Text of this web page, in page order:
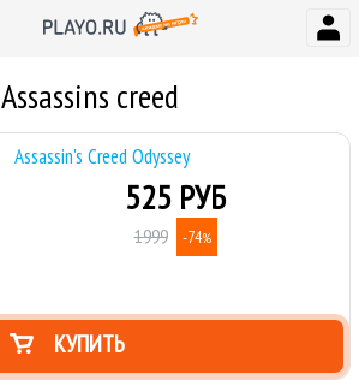
Assassins creed
Assassin's Creed Odyssey
525 РУБ
1999 -74%
КУПИТЬ